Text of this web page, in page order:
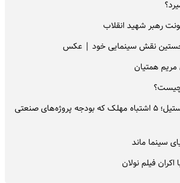
رهبر شهید انقلاب
نقش سینمایی خود |‌ عکس
مریم همتیان
چیست؟
پشت‌پرده بازار لوله استیل؛ ۵ اشتباه مهلک که بودجه پروژه‌های صنعتی
سینما ماند
فیلم نولان